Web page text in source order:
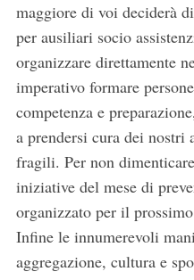
maggiore di voi deciderà
per ausiliari socio
organizzare direttamente
imperativo formare
competenza e
a prendersi cura dei nostri
fragili. Per non
iniziative del mese di
organizzato per il
Infine le innumerevoli
aggregazione, cultura e